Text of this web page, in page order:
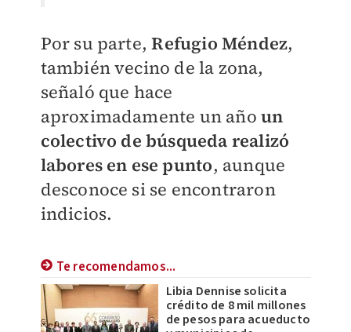
Por su parte,Refugio Méndez,
también vecino de la zona,
señaló que hace
aproximadamente un añoun
colectivo de búsqueda realizó
labores en ese punto, aunque
desconoce si se encontraron
indicios.
Te recomendamos...
Libia Dennise solicita
crédito de 8 mil millones
de pesos para acueducto